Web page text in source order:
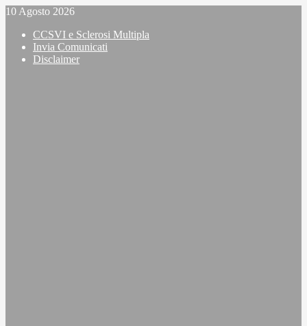
Vai
contenuto
10 Agosto 2026
CCSVI e Sclerosi Multipla
Invia Comunicati
Disclaimer